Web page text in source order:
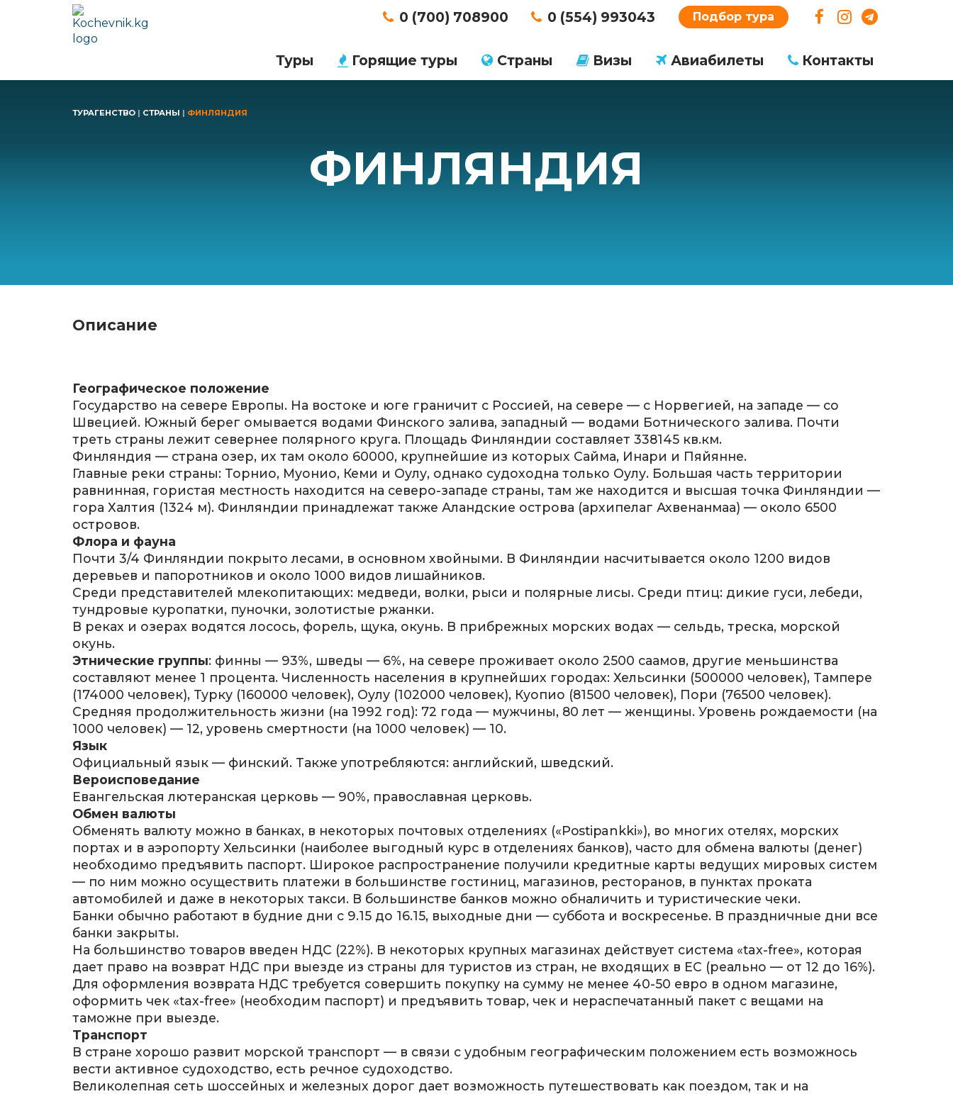
0 (700) 708900 0 (554) 993043 Подбор тура
Туры Горящие туры Страны Визы Авиабилеты Контакты
ТУРАГЕНСТВО | СТРАНЫ | ФИНЛЯНДИЯ
ФИНЛЯНДИЯ
Описание
Географическое положение
Государство на севере Европы. На востоке и юге граничит с Россией, на севере — с Норвегией, на западе — со
Швецией. Южный берег омывается водами Финского залива, западный — водами Ботнического залива. Почти
треть страны лежит севернее полярного круга. Площадь Финляндии составляет 338145 кв.км.
Финляндия — страна озер, их там около 60000, крупнейшие из которых Сайма, Инари и Пяйянне.
Главные реки страны: Торнио, Муонио, Кеми и Оулу, однако судоходна только Оулу. Большая часть территории
равнинная, гористая местность находится на северо-западе страны, там же находится и высшая точка Финляндии —
гора Халтия (1324 м). Финляндии принадлежат также Аландские острова (архипелаг Ахвенанмаа) — около 6500
островов.
Флора и фауна
Почти 3/4 Финляндии покрыто лесами, в основном хвойными. В Финляндии насчитывается около 1200 видов
деревьев и папоротников и около 1000 видов лишайников.
Среди представителей млекопитающих: медведи, волки, рыси и полярные лисы. Среди птиц: дикие гуси, лебеди,
тундровые куропатки, пуночки, золотистые ржанки.
В реках и озерах водятся лосось, форель, щука, окунь. В прибрежных морских водах — сельдь, треска, морской
окунь.
Этнические группы: финны — 93%, шведы — 6%, на севере проживает около 2500 саамов, другие меньшинства
составляют менее 1 процента. Численность населения в крупнейших городах: Хельсинки (500000 человек), Тампере
(174000 человек), Турку (160000 человек), Оулу (102000 человек), Куопио (81500 человек), Пори (76500 человек).
Средняя продолжительность жизни (на 1992 год): 72 года — мужчины, 80 лет — женщины. Уровень рождаемости (на
1000 человек) — 12, уровень смертности (на 1000 человек) — 10.
Язык
Официальный язык — финский. Также употребляются: английский, шведский.
Вероисповедание
Евангельская лютеранская церковь — 90%, православная церковь.
Обмен валюты
Обменять валюту можно в банках, в некоторых почтовых отделениях («Postipankki»), во многих отелях, морских
портах и в аэропорту Хельсинки (наиболее выгодный курс в отделениях банков), часто для обмена валюты (денег)
необходимо предъявить паспорт. Широкое распространение получили кредитные карты ведущих мировых систем
— по ним можно осуществить платежи в большинстве гостиниц, магазинов, ресторанов, в пунктах проката
автомобилей и даже в некоторых такси. В большинстве банков можно обналичить и туристические чеки.
Банки обычно работают в будние дни с 9.15 до 16.15, выходные дни — суббота и воскресенье. В праздничные дни все
банки закрыты.
На большинство товаров введен НДС (22%). В некоторых крупных магазинах действует система «tax-free», которая
дает право на возврат НДС при выезде из страны для туристов из стран, не входящих в ЕС (реально — от 12 до 16%).
Для оформления возврата НДС требуется совершить покупку на сумму не менее 40-50 евро в одном магазине,
оформить чек «tax-free» (необходим паспорт) и предъявить товар, чек и нераспечатанный пакет с вещами на
таможне при выезде.
Транспорт
В стране хорошо развит морской транспорт — в связи с удобным географическим положением есть возможнось
вести активное судоходство, есть речное судоходство.
Великолепная сеть шоссейных и железных дорог дает возможность путешествовать как поездом, так и на